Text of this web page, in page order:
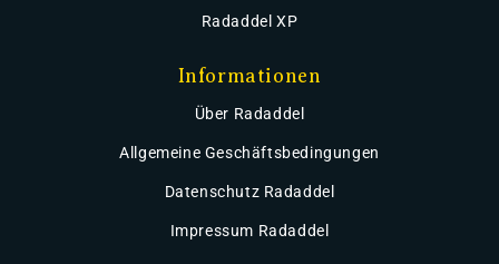
Radaddel XP
Informationen
Über Radaddel
Allgemeine Geschäftsbedingungen
Datenschutz Radaddel
Impressum Radaddel